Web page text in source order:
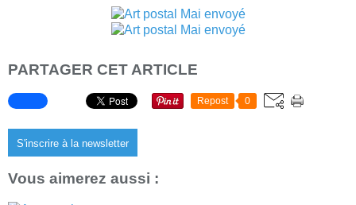
PARTAGER CET ARTICLE
Repost 0
S'inscrire à la newsletter
Vous aimerez aussi :